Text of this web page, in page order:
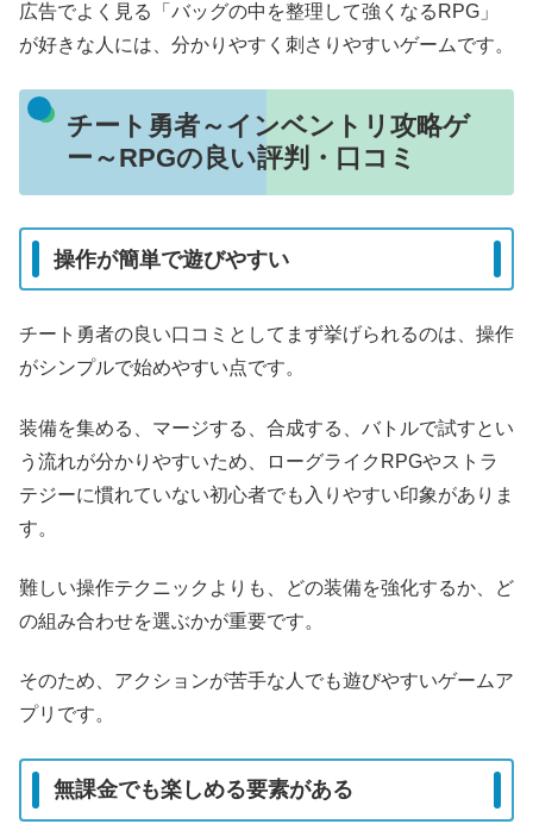
広告でよく見る「バッグの中を整理して強くなるRPG」
が好きな人には、分かりやすく刺さりやすいゲームです。
チート勇者～インベントリ攻略ゲ
ー～RPGの良い評判・口コミ
操作が簡単で遊びやすい
チート勇者の良い口コミとしてまず挙げられるのは、操作
がシンプルで始めやすい点です。
装備を集める、マージする、合成する、バトルで試すとい
う流れが分かりやすいため、ローグライクRPGやストラ
テジーに慣れていない初心者でも入りやすい印象がありま
す。
難しい操作テクニックよりも、どの装備を強化するか、ど
の組み合わせを選ぶかが重要です。
そのため、アクションが苦手な人でも遊びやすいゲームア
プリです。
無課金でも楽しめる要素がある